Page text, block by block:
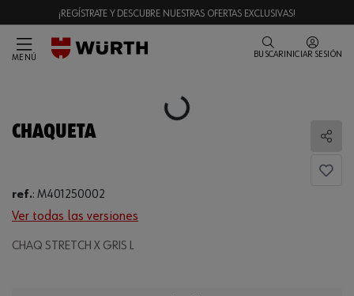
¡REGÍSTRATE Y DESCUBRE NUESTRAS OFERTAS EXCLUSIVAS!
MENÚ BUSCAR INICIAR SESIÓN
Loading...
CHAQUETA
ref.: M401250002
Ver todas las versiones
CHAQ STRETCH X GRIS L